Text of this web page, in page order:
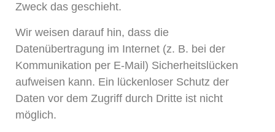
Zweck das geschieht.
Wir weisen darauf hin, dass die
Datenübertragung im Internet (z. B. bei der
Kommunikation per E-Mail) Sicherheitslücken
aufweisen kann. Ein lückenloser Schutz der
Daten vor dem Zugriff durch Dritte ist nicht
möglich.